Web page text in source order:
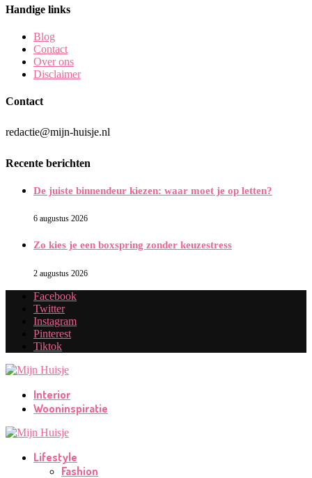
Handige links
Blog
Contact
Over ons
Disclaimer
Contact
redactie@mijn-huisje.nl
Recente berichten
De juiste binnendeur kiezen: waar moet je op letten?
6 augustus 2026
Zo kies je een boxspring zonder keuzestress
2 augustus 2026
Facebook
Twitter
Instagram
Pinterest
Tiktok
Interior
Wooninspiratie
Lifestyle
Fashion